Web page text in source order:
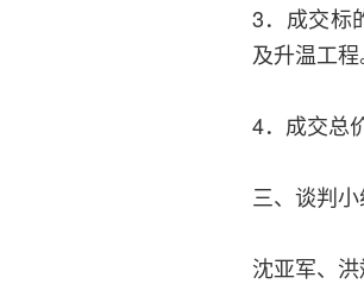
3．成交标
及升温工程
4．成交总
三、谈判小
沈亚军、